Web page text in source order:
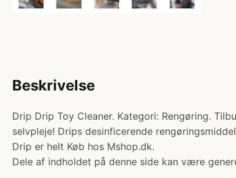
Beskrivelse
Drip Drip Toy Cleaner. Kategori: Rengøring.
selvpleje! Drips desinficerende
Drip er helt Køb hos Mshop.dk.
Dele af indholdet på denne side kan være